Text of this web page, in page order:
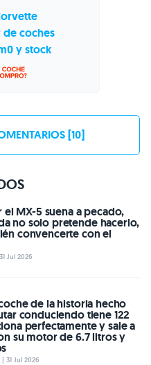
coches
y stock
[10]
el MX-5 suena a pecado,
no solo pretende hacerlo,
convencerte con el
Jul 2026
de la historia hecho
conduciendo tiene 122
perfectamente y sale a
su motor de 6.7 litros y
31 Jul 2026